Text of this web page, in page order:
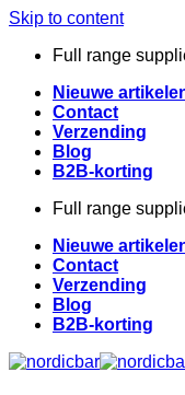
Skip to content
Full range
Nieuwe
Contact
Verzending
Blog
B2B-korting
Full range
Nieuwe
Contact
Verzending
Blog
B2B-korting